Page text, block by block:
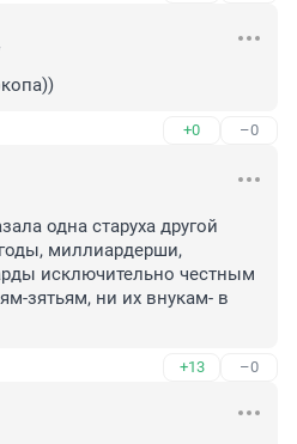
+0 –0
одна старуха другой
миллиардерши,
исключительно честным
зятьям, ни их внукам- в
+13 –0